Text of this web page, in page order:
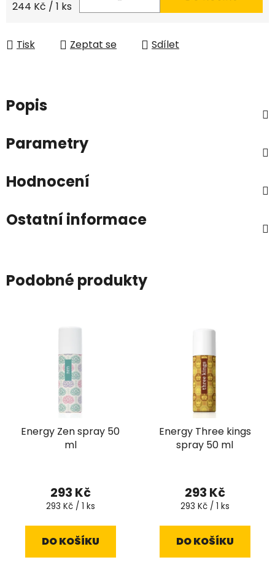
Měrná cena:
244 Kč / 1 ks
Tisk Zeptat se Sdílet
Popis
Parametry
Hodnocení
Ostatní informace
Podobné produkty
Energy Zen spray 50
ml
293 Kč
Měrná
293 Kč / 1 ks
DO KOŠÍKU
Energy Three kings
spray 50 ml
293 Kč
Měrná
293 Kč / 1 ks
DO KOŠÍKU